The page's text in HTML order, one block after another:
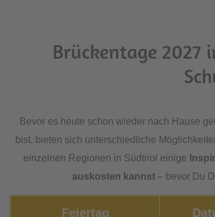
Brückentage 2027
Bevor es heute schon wieder nach Hause
bist, bieten sich unterschiedliche
einzelnen Regionen in Südtirol einige
auskosten kannst – bevor Du
Feiertag